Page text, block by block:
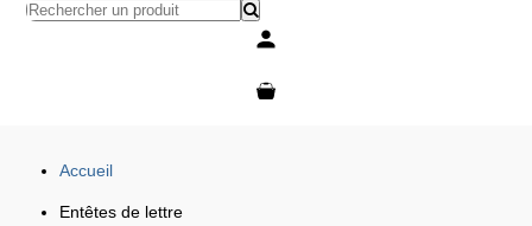
Accueil
Entêtes de lettre